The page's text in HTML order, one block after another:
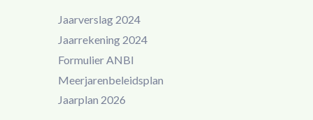
Jaarverslag 2024
Jaarrekening 2024
Formulier ANBI
Meerjarenbeleidsplan
Jaarplan 2026